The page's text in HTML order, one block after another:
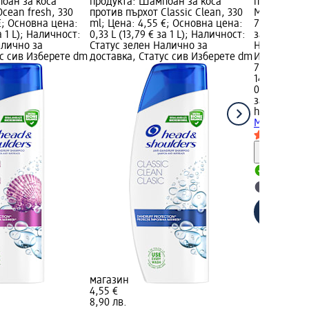
за коса
fresh, 330
Основна цена:
1 L); Наличност:
за
сив Изберете dm
продукта: Шампоан за коса
против пърхот Classic Clean, 330
ml; Цена: 4,55 €; Основна цена:
0,33 L (13,79 € за 1 L); Наличност:
Статус зелен Налично за
доставка, Статус сив Изберете dm
магазин
4,55 €
8,90 лв.
продукта:
Mentol
7,45 €;
за 1 L);
Налично
Изберете
7,45 €
14,57 лв.
0,8 L (9,31
за 1 L)
Mentol